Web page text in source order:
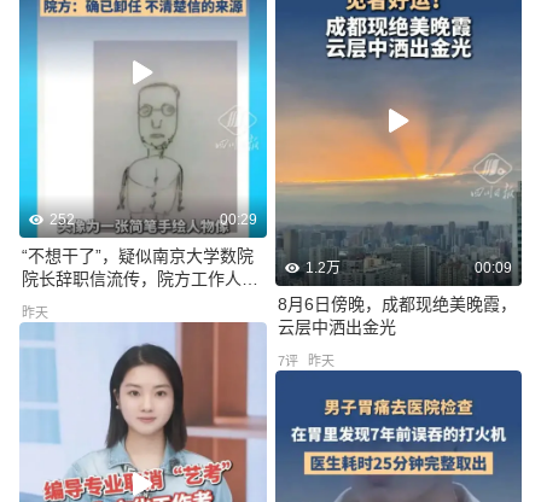
252 00:29
“不想干了”，疑似南京大学数院
院长辞职信流传，院方工作人员
称，喻良教授已卸任院长一职，
不清楚信的来源，也不清楚真假
昨天
1.2万 00:09
8月6日傍晚，成都现绝美晚霞，
云层中洒出金光
7评 昨天